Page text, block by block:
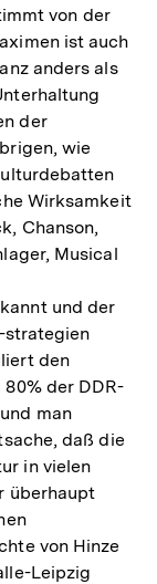
von der
ist auch
anders als
der
wie
Wirksamkeit
Chanson,
Musical
und der
strategien
den
der DDR-
man
daß die
in vielen
überhaupt
von Hinze
Leipzig